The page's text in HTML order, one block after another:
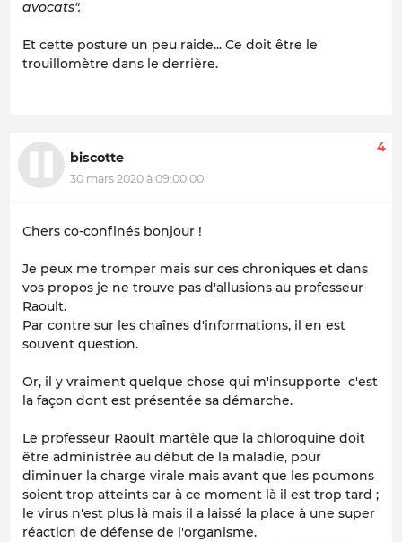
avocats".
Et cette posture un peu raide... Ce doit être le
trouillomètre dans le derrière.
biscotte
30 mars 2020 à 09:00:00
4
Chers co-confinés bonjour !
Je peux me tromper mais sur ces chroniques et dans
vos propos je ne trouve pas d'allusions au professeur
Raoult.
Par contre sur les chaînes d'informations, il en est
souvent question.
Or, il y vraiment quelque chose qui m'insupporte c'est
la façon dont est présentée sa démarche.
Le professeur Raoult martèle que la chloroquine doit
être administrée au début de la maladie, pour
diminuer la charge virale mais avant que les poumons
soient trop atteints car à ce moment là il est trop tard ;
le virus n'est plus là mais il a laissé la place à une super
réaction de défense de l'organisme.